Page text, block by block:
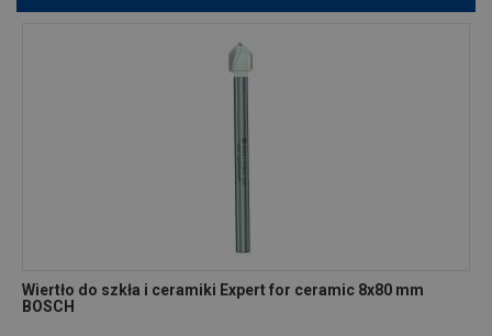
Wiertło do szkła i ceramiki Expert for ceramic 8x80 mm
BOSCH